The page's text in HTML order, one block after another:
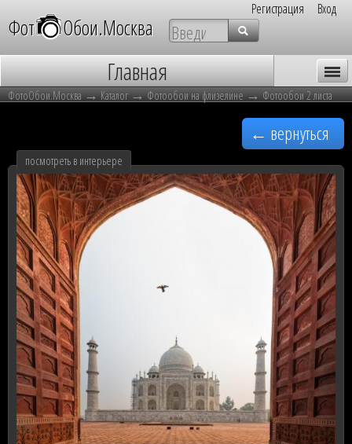
Фот о Обои.Москва
Регистрация Вход
Главная
Каталог
▼
Покупателю
ФотоОбои.Москва→Каталог→Фотообои на флизелине→Фотообои 2 листа
← вернуться
посмотреть в интерьере